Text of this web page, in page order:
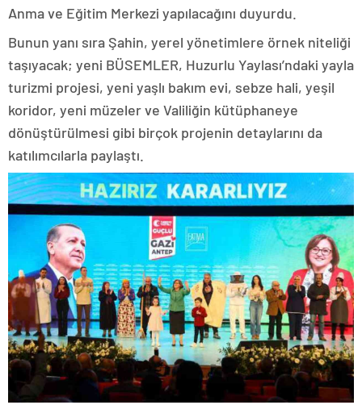
Anma ve Eğitim Merkezi yapılacağını duyurdu.
Bunun yanı sıra Şahin, yerel yönetimlere örnek niteliği
taşıyacak; yeni BÜSEMLER, Huzurlu Yaylası’ndaki yayla
turizmi projesi, yeni yaşlı bakım evi, sebze hali, yeşil
koridor, yeni müzeler ve Valiliğin kütüphaneye
dönüştürülmesi gibi birçok projenin detaylarını da
katılımcılarla paylaştı.